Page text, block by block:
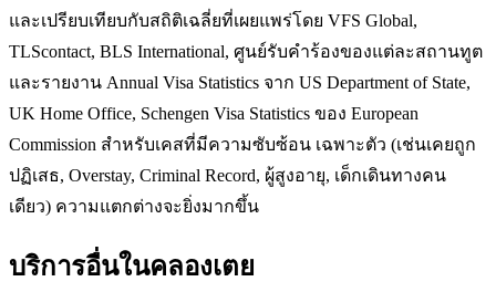
และเปรียบเทียบกับสถิติเฉลี่ยที่เผยแพร่โดย VFS Global,
TLScontact, BLS International, ศูนย์รับคำร้องของแต่ละสถานทูต
และรายงาน Annual Visa Statistics จาก US Department of State,
UK Home Office, Schengen Visa Statistics ของ European
Commission สำหรับเคสที่มีความซับซ้อน เฉพาะตัว (เช่นเคยถูก
ปฏิเสธ, Overstay, Criminal Record, ผู้สูงอายุ, เด็กเดินทางคน
เดียว) ความแตกต่างจะยิ่งมากขึ้น
บริการอื่นในคลองเตย